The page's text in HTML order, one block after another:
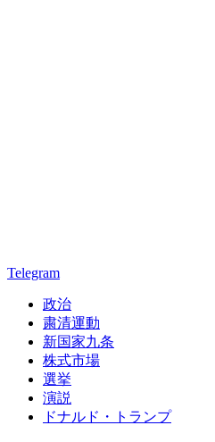
Telegram
政治
粛清運動
新国家九条
株式市場
選挙
演説
ドナルド・トランプ